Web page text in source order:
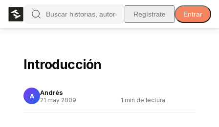
Regístrate Entrar
Introducción
A Andrés
21 may 2009 1 min de lectura